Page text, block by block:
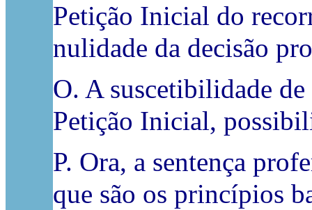
Petição Inicial do
nulidade da decisão
O. A suscetibilidade
Petição Inicial,
P. Ora, a sentença
que são os princípios